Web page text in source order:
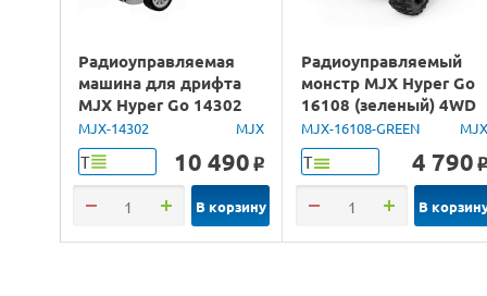
Радиоуправляемая
машина для дрифта
MJX Hyper Go 14302
Lancia Delta Brushless
4WD 2.4G LED 1/14
RTR
MJX-14302 MJX
Т 10 490 o
В корзину
Радиоуправляемый
монстр MJX Hyper Go
16108 (зеленый) 4WD
2.4G LED 1/16 RTR
MJX-16108-GREEN MJX
Т 4 790 o
В